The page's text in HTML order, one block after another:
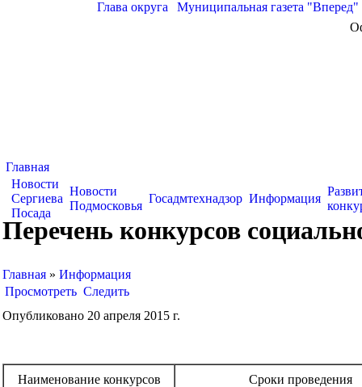
Глава округа Муниципальная газета "Вперед"
Главная
Новости
Сергиева
Посада
Новости
Подмосковья
Госадмтехнадзор Информация
Перечень конкурсов
Главная » Информация
Просмотреть Следить
Опубликовано 20 апреля 2015 г.
Наименование конкурсов
Сроки проведения